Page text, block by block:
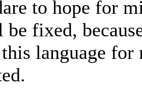
to hope for
fixed,
language